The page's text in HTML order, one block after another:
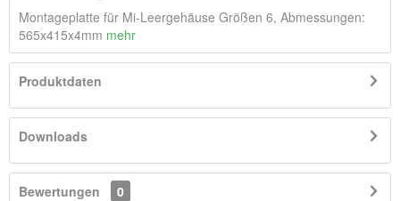
Montageplatte für Mi-Leergehäuse Größen 6, Abmessungen:
565x415x4mm mehr
Produktdaten
Downloads
Bewertungen
0